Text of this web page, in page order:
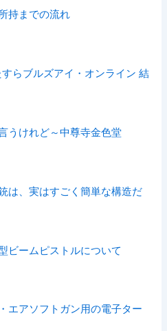
持までの流れ
らブルズアイ・オンライン 結
うけれど～中尊寺金色堂
は、実はすごく簡単な構造だ
ビームピストルについて
エアソフトガン用の電子ター